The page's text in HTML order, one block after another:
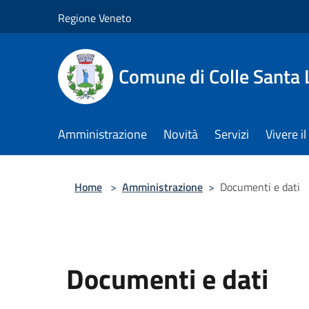
Regione Veneto
Comune di Colle Santa
Amministrazione Novità Servizi Vivere
Home > Amministrazione > Documenti e dati
Documenti e dati